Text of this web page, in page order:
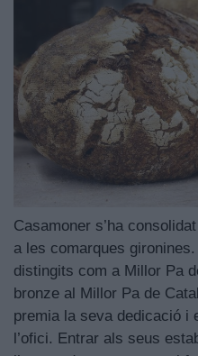
Casamoner s’ha
a les comarques
distingits com a Millor Pa
bronze al Millor Pa de
premia la seva dedicació i
l’ofici. Entrar als seus